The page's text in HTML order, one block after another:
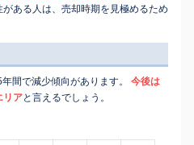
ある人は、売却時期を見極めるため
間で減少傾向があります。
今後は
リアと言えるでしょう。